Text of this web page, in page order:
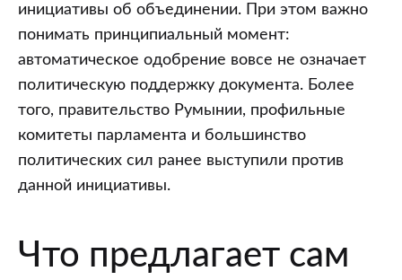
инициативы об объединении. При этом важно
понимать принципиальный момент:
автоматическое одобрение вовсе не означает
политическую поддержку документа. Более
того, правительство Румынии, профильные
комитеты парламента и большинство
политических сил ранее выступили против
данной инициативы.
Что предлагает сам